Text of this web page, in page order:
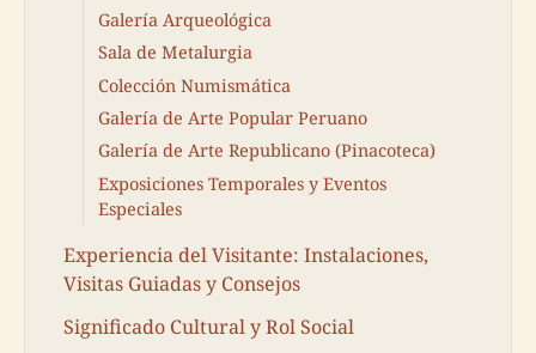
Galería Arqueológica
Sala de Metalurgia
Colección Numismática
Galería de Arte Popular Peruano
Galería de Arte Republicano (Pinacoteca)
Exposiciones Temporales y Eventos
Especiales
Experiencia del Visitante: Instalaciones,
Visitas Guiadas y Consejos
Significado Cultural y Rol Social